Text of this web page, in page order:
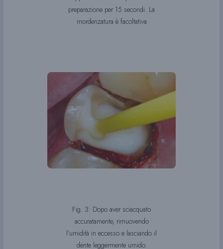
preparazione per 15 secondi. La
mordenzatura è facoltativa
Fig. 3: Dopo aver sciacquato
accuratamente, rimuovendo
l’umidità in eccesso e lasciando il
dente leggermente umido.